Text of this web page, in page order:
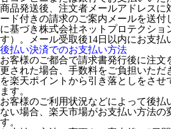
商品発送後、注文者メールアドレスに
ード付きの請求のご案内メールを送付
に基づき株式会社ネットプロテクショ
す）。メール受取後14日以内にお支払
後払い決済でのお支払い方法
お客様のご都合で請求書発行後に注文
更された場合、手数料をご負担いただ
を楽天ポイントから引き落としをさせ
ます。
お客様のご利用状況などによって後払
ない場合、楽天市場がお支払い方法の
す。